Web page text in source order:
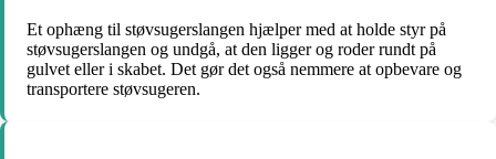
Et ophæng til støvsugerslangen hjælper med at holde styr på
støvsugerslangen og undgå, at den ligger og roder rundt på
gulvet eller i skabet. Det gør det også nemmere at opbevare og
transportere støvsugeren.